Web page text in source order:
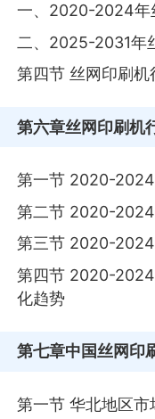
一、2020-2024年
二、2025-2031年
第四节 丝网印刷
第六章丝网印刷机
第一节 2020-
第二节 2020-
第三节 2020-
第四节 2020-
化趋势
第七章中国丝网印
第一节 华北地区市